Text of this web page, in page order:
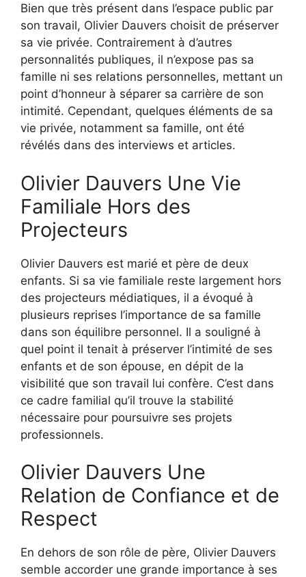
Bien que très présent dans l’espace public par
son travail, Olivier Dauvers choisit de préserver
sa vie privée. Contrairement à d’autres
personnalités publiques, il n’expose pas sa
famille ni ses relations personnelles, mettant un
point d’honneur à séparer sa carrière de son
intimité. Cependant, quelques éléments de sa
vie privée, notamment sa famille, ont été
révélés dans des interviews et articles.
Olivier Dauvers Une Vie
Familiale Hors des
Projecteurs
Olivier Dauvers est marié et père de deux
enfants. Si sa vie familiale reste largement hors
des projecteurs médiatiques, il a évoqué à
plusieurs reprises l’importance de sa famille
dans son équilibre personnel. Il a souligné à
quel point il tenait à préserver l’intimité de ses
enfants et de son épouse, en dépit de la
visibilité que son travail lui confère. C’est dans
ce cadre familial qu’il trouve la stabilité
nécessaire pour poursuivre ses projets
professionnels.
Olivier Dauvers Une
Relation de Confiance et de
Respect
En dehors de son rôle de père, Olivier Dauvers
semble accorder une grande importance à ses